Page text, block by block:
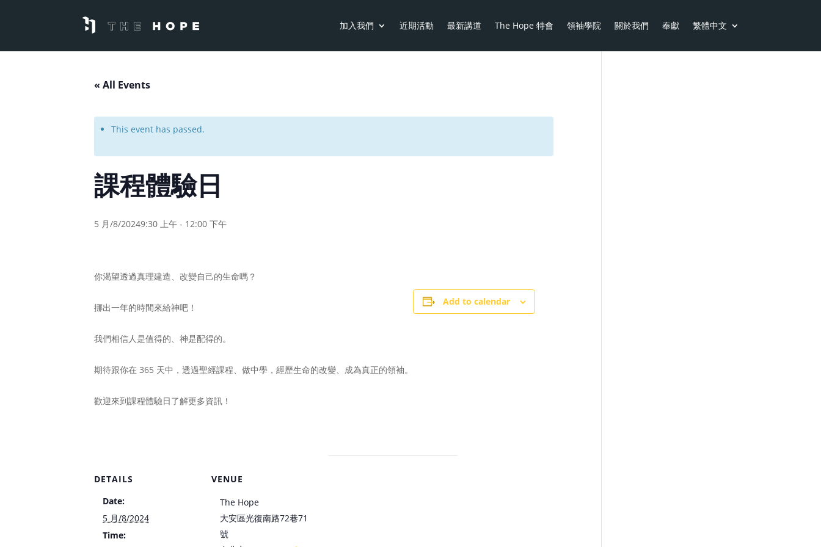
加入我們 近期活動 最新講道 The Hope 特會 領袖學院 關於我們 奉獻 繁體中文
« All Events
This event has passed.
課程體驗日
5 月/8/20249:30 上午 - 12:00 下午
你渴望透過真理建造、改變自己的生命嗎？
挪出一年的時間來給神吧！
我們相信人是值得的、神是配得的。
期待跟你在 365 天中，透過聖經課程、做中學，經歷生命的改變、成為真正的領袖。
歡迎來到課程體驗日了解更多資訊！
Add to calendar
DETAILS
Date:
5 月/8/2024
Time:
VENUE
The Hope
大安區光復南路72巷71
號